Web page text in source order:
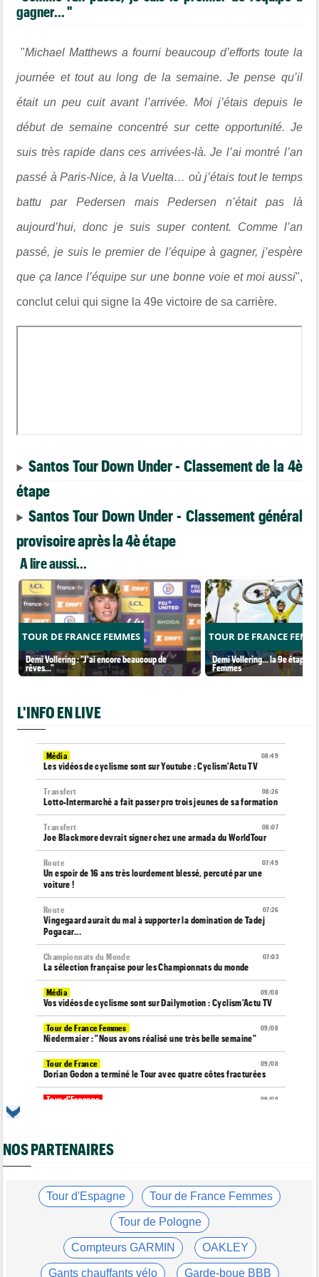
gagner... "
"Michael Matthews a fourni beaucoup d’efforts toute la
journée et tout au long de la semaine. Je pense qu’il
était un peu cuit avant l’arrivée. Moi j’étais depuis le
début de semaine concentré sur cette opportunité. Je
suis très rapide dans ces arrivées-là. Je l’ai montré l’an
passé à Paris-Nice, à la Vuelta… où j’étais tout le temps
battu par Pedersen mais Pedersen n’était pas là
aujourd’hui, donc je suis super content. Comme l’an
passé, je suis le premier de l’équipe à gagner, j’espère
que ça lance l’équipe sur une bonne voie et moi aussi",
conclut celui qui signe la 49e victoire de sa carrière.
Santos Tour Down Under - Classement de la 4è
étape
Santos Tour Down Under - Classement général
provisoire après la 4è étape
A lire aussi...
TOUR DE FRANCE FEMMES
Demi Vollering : "J'ai encore beaucoup de
rêves..."
TOUR DE FRANCE
Demi Vollering... la 9e étape et
Femmes
L'INFO EN LIVE
08:49
Média
Les vidéos de cyclisme sont sur Youtube : Cyclism'Actu TV
08:26
Transfert
Lotto-Intermarché a fait passer pro trois jeunes de sa formation
08:07
Transfert
Joe Blackmore devrait signer chez une armada du WorldTour
07:49
Route
Un espoir de 16 ans très lourdement blessé, percuté par une
voiture !
07:26
Route
Vingegaard aurait du mal à supporter la domination de Tadej
Pogacar...
07:03
Championnats du Monde
La sélection française pour les Championnats du monde
09/08
Média
Vos vidéos de cyclisme sont sur Dailymotion : Cyclism'Actu TV
09/08
Tour de France Femmes
Niedermaier : "Nous avons réalisé une très belle semaine"
09/08
Tour de France
Dorian Godon a terminé le Tour avec quatre côtes fracturées
09/08
Tour d'Espagne
Tadej Pogacar a joué les supporters pour Urska Zigart
web-serie
Les prochains défis de Pogi ? Insatiable Tadej Pogacar...
Tour d'Espagne
La 20e étape de La Vuelta modifiée à cause d'éboulements
NOS PARTENAIRES
Tour d'Espagne Tour de France Femmes
Tour de Pologne
Compteurs GARMIN OAKLEY
Gants chauffants vélo Garde-boue BBB